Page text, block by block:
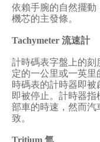
依賴手腕的自然擺動
機芯的主發條。
Tachymeter 流速計
計時碼表字盤上的刻
定的一公里或一英
時碼表的計時器即
即被停止。計時器
部車的時速，然而汽
致。
Tritium 氚